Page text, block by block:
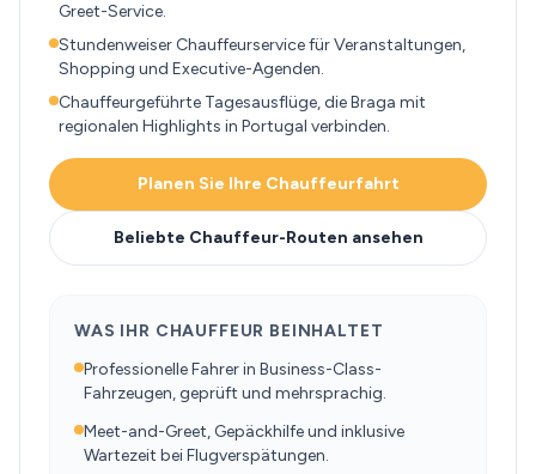
Greet-Service.
Stundenweiser Chauffeurservice für Veranstaltungen,
Shopping und Executive-Agenden.
Chauffeurgeführte Tagesausflüge, die Braga mit
regionalen Highlights in Portugal verbinden.
Planen Sie Ihre Chauffeurfahrt
Beliebte Chauffeur-Routen ansehen
WAS IHR CHAUFFEUR BEINHALTET
Professionelle Fahrer in Business-Class-
Fahrzeugen, geprüft und mehrsprachig.
Meet-and-Greet, Gepäckhilfe und inklusive
Wartezeit bei Flugverspätungen.